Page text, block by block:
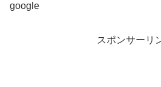
google
スポンサーリ